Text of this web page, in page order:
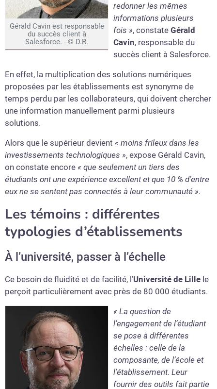
Gérald Cavin est responsable
du succès client à
Salesforce. - © D.R.
redonner les mêmes
informations plusieurs
fois », constate Gérald
Cavin, responsable du
succès client à Salesforce.
En effet, la multiplication des solutions numériques
proposées par les établissements est synonyme de
temps perdu par les collaborateurs, qui doivent chercher
une information manuellement parmi plusieurs
solutions.
Alors que le supérieur devient « moins frileux dans les
investissements technologiques », expose Gérald Cavin,
on constate encore « que seulement un tiers des
étudiants ont une expérience excellent et que 10 % d’entre
eux ne se sentent pas connectés à leur communauté ».
Les témoins : différentes
typologies d’établissements
À l’université, passer à l’échelle
Ce besoin de fluidité et de facilité, l’Université de Lille le
perçoit particulièrement avec près de 80 000 étudiants.
« La question de
l’engagement de l’étudiant
se pose à différentes
échelles : celle de la
composante, de l’école et
l’établissement. Leur
fournir des outils fait partie